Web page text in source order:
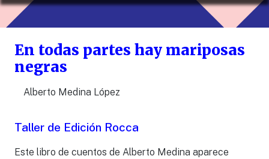
En todas partes hay mariposas
negras
Alberto Medina López
Taller de Edición Rocca
Este libro de cuentos de Alberto Medina aparece